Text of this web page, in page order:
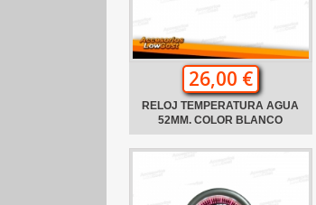
26,00 €
RELOJ TEMPERATURA AGUA
52MM. COLOR BLANCO